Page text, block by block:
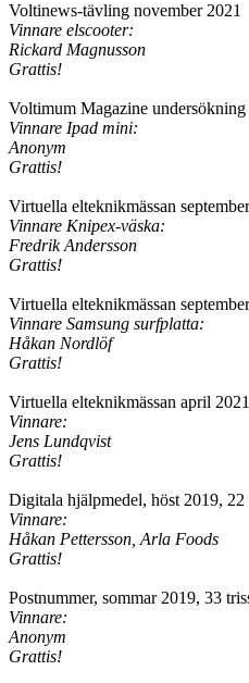
Voltinews-tävling november 2021
Vinnare elscooter:
Rickard Magnusson
Grattis!
Voltimum Magazine undersökning
Vinnare Ipad mini:
Anonym
Grattis!
Virtuella elteknikmässan
Vinnare Knipex-väska:
Fredrik Andersson
Grattis!
Virtuella elteknikmässan
Vinnare Samsung surfplatta:
Håkan Nordlöf
Grattis!
Virtuella elteknikmässan april 2021
Vinnare:
Jens Lundqvist
Grattis!
Digitala hjälpmedel, höst 2019, 22
Vinnare:
Håkan Pettersson, Arla Foods
Grattis!
Postnummer, sommar 2019, 33
Vinnare:
Anonym
Grattis!